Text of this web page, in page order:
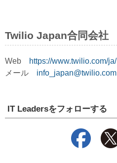
Twilio Japan合同会社
Web
https://www.twilio.com/ja/
メール info_japan@twilio.com
IT Leadersをフォローする